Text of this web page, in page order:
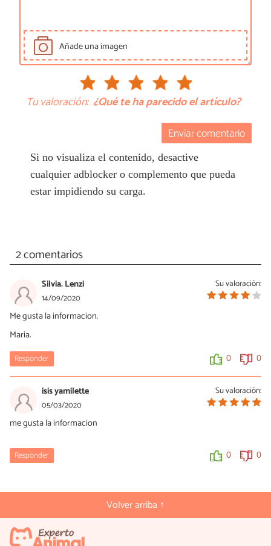
Añade una imagen
Tu valoración: ¿Qué te ha parecido el artículo?
Enviar comentario
Si no visualiza el contenido, desactive
cualquier adblocker o complemento que pueda
estar impidiendo su carga.
2 comentarios
Su valoración:
Silvia. Lenzi
14/09/2020
Me gusta la informacion.
Maria.
Responder 0 0
Su valoración:
isis yamilette
05/03/2020
me gusta la informacion
Responder 0 0
Volver arriba ↑